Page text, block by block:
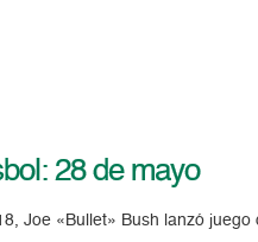
28 de mayo
Joe «Bullet» Bush lanzó